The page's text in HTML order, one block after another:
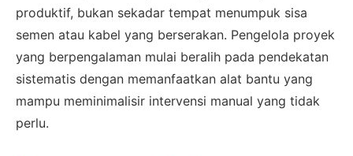
produktif, bukan sekadar tempat menumpuk sisa
semen atau kabel yang berserakan. Pengelola proyek
yang berpengalaman mulai beralih pada pendekatan
sistematis dengan memanfaatkan alat bantu yang
mampu meminimalisir intervensi manual yang tidak
perlu.